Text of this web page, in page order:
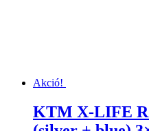
Akció!
KTM X-LIFE